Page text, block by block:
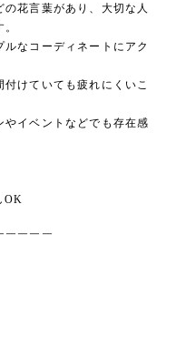
の花言葉があり、大切な人
なコーディネートにアク
けていても疲れにくいこ
イベントなどでも存在感
OK
￣￣￣￣